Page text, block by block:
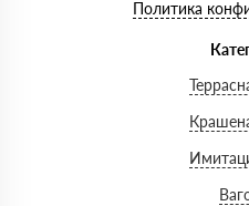
Политика